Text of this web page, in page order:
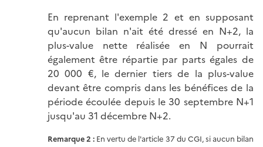
En reprenant l'exemple 2 et en supposant
qu'aucun bilan n'ait été dressé en N+2, la
plus-value nette réalisée en N pourrait
également être répartie par parts égales de
20 000 €, le dernier tiers de la plus-value
devant être compris dans les bénéfices de la
période écoulée depuis le 30 septembre N+1
jusqu'au 31 décembre N+2.
Remarque 2 : En vertu de l'article 37 du CGI, si aucun bilan